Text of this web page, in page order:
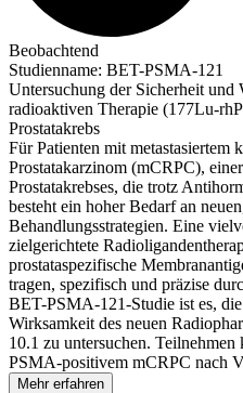
Beobachtend
Studienname: BET-PSMA-121
Untersuchung der Sicherheit und
radioaktiven Therapie (177Lu-
Prostatakrebs
Für Patienten mit metastasiertem
Prostatakarzinom (mCRPC),
Prostatakrebses, die trotz
besteht ein hoher Bedarf an
Behandlungsstrategien. Eine
zielgerichtete
prostataspezifische
tragen, spezifisch und präzise
BET-PSMA-121-Studie ist es,
Wirksamkeit des neuen
10.1 zu untersuchen.
PSMA-positivem mCRPC nach
Mehr erfahren